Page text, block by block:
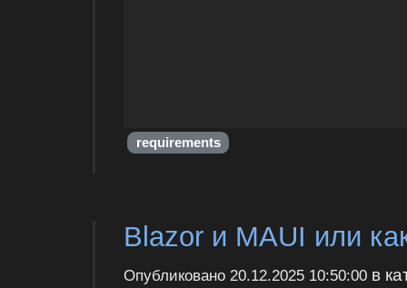
requirements
Blazor и MAUI или
Опубликовано 20.12.2025 10:50:00в